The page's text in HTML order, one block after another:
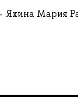
Яхина Мария